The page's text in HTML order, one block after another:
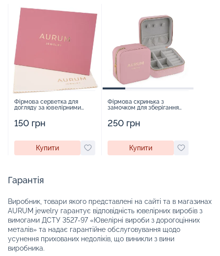
Фірмова серветка для
догляду за ювелірними
150 грн
Купити
Фірмова скринька з
замочком для зберігання
250 грн
Купити
Гарантія
Виробник, товари якого представлені на сайті та в магазинах
AURUM jewelry гарантує відповідність ювелірних виробів з
вимогами ДСТУ 3527-97 «Ювелірні вироби з дорогоцінних
металів» та надає гарантійне обслуговування щодо
усунення прихованих недоліків, що виникли з вини
виробника.